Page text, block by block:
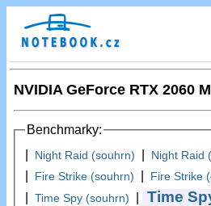
NVIDIA GeForce RTX 2060
Benchmarky:
Night Raid (souhrn) Night Raid
Fire Strike (souhrn) Fire Strike
|Time Spy (souhrn) Time